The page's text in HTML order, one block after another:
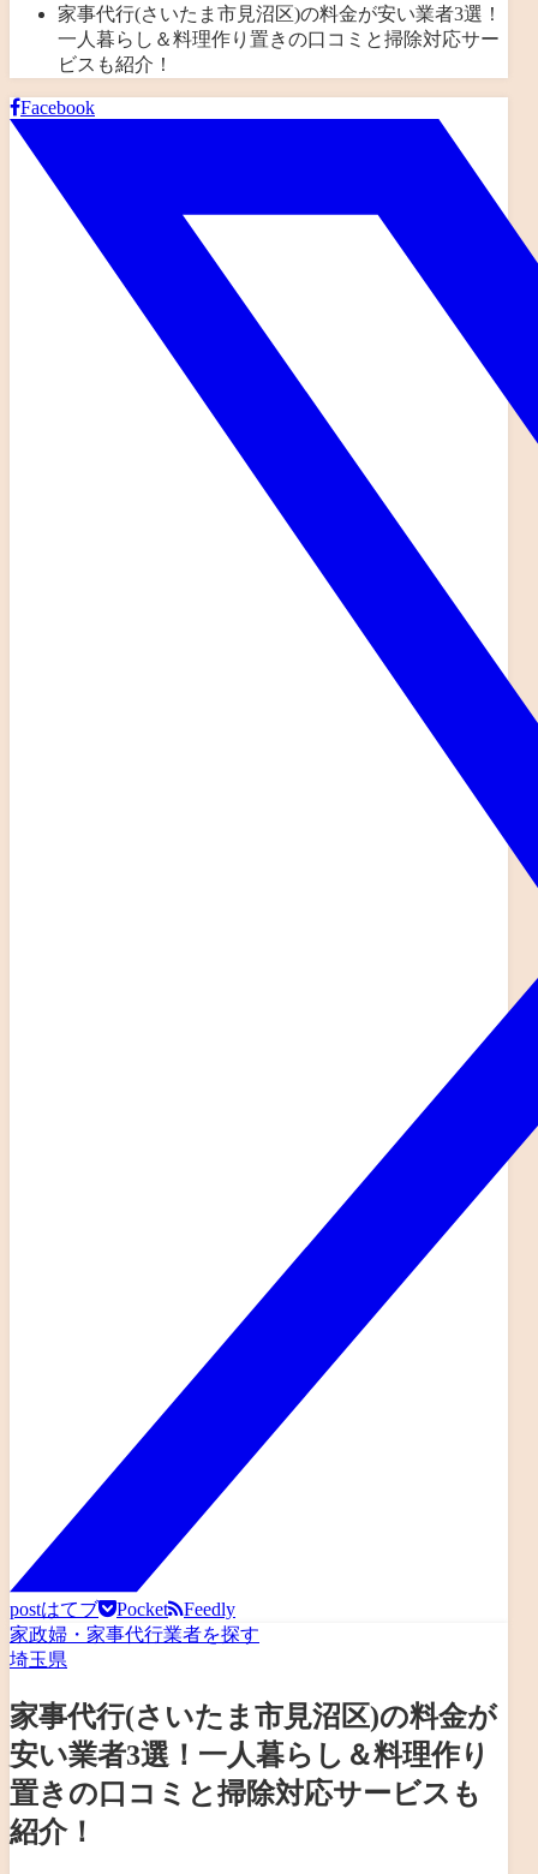
家事代行(さいたま市見沼区)の料金が安い業者3選！
一人暮らし＆料理作り置きの口コミと掃除対応サー
ビスも紹介！
Facebook
postはてブ Pocket
Feedly
家政婦・家事代行業者を探す
埼玉県
家事代行(さいたま市見沼区)の料金が
安い業者3選！一人暮らし＆料理作り
置きの口コミと掃除対応サービスも
紹介！